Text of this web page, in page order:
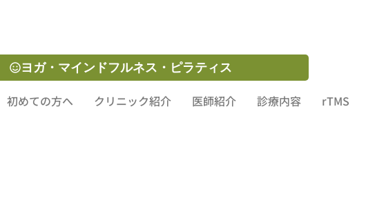
お問い合わせ
ヨガ・マインドフルネス・ピラティス
初めての方へ クリニック紹介 医師紹介 診療内容 rTMS